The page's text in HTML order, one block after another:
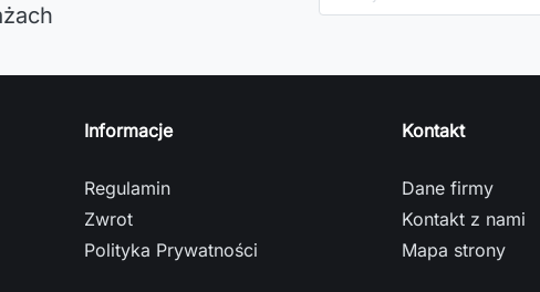
Informacje
Regulamin
Zwrot
Polityka Prywatności
Kontakt
Dane firmy
Kontakt z nami
Mapa strony